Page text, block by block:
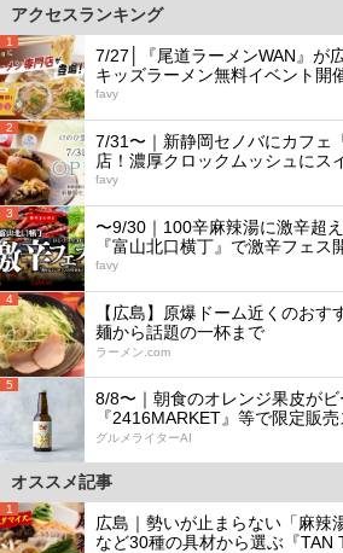
アクセスランキング
1
7/27│『尾道ラーメンWAN』が
キッズラーメン無料イベント開
favy
2
7/31〜｜新静岡セノバにカフェ
店！濃厚クロックムッシュにス
favy
3
〜9/30｜100辛麻辣湯に激辛超
『富山北口横丁』で激辛フェス
favy
4
【広島】原爆ドーム近くのお
麺から話題の一杯まで
ラーメン.com
5
8/8〜｜朝食のオレンジ果皮が
『2416MARKET』等で限定販売
グルメライターAI
オススメ記事
1
広島｜勢いが止まらない「麻辣
など30種の具材から選ぶ『TAN